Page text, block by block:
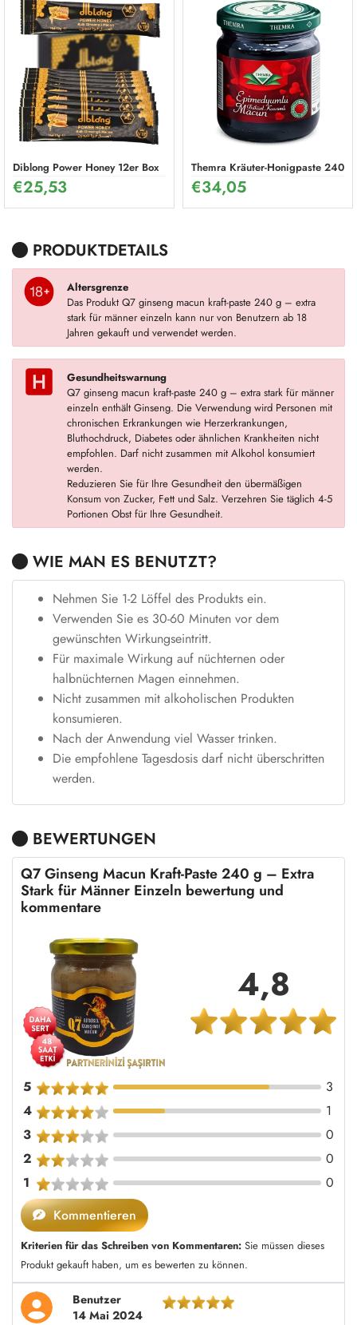
Diblong Power Honey 12er Box
€25,53
Themra Kräuter-Honigpaste 240g
€34,05
PRODUKTDETAILS
Altersgrenze
Das Produkt Q7 ginseng macun kraft-paste 240 g – extra
stark für männer einzeln kann nur von Benutzern ab 18
Jahren gekauft und verwendet werden.
Gesundheitswarnung
Q7 ginseng macun kraft-paste 240 g – extra stark für männer
einzeln enthält Ginseng. Die Verwendung wird Personen mit
chronischen Erkrankungen wie Herzerkrankungen,
Bluthochdruck, Diabetes oder ähnlichen Krankheiten nicht
empfohlen. Darf nicht zusammen mit Alkohol konsumiert
werden.
Reduzieren Sie für Ihre Gesundheit den übermäßigen
Konsum von Zucker, Fett und Salz. Verzehren Sie täglich 4-5
Portionen Obst für Ihre Gesundheit.
WIE MAN ES BENUTZT?
Nehmen Sie 1-2 Löffel des Produkts ein.
Verwenden Sie es 30-60 Minuten vor dem
gewünschten Wirkungseintritt.
Für maximale Wirkung auf nüchternen oder
halbnüchternen Magen einnehmen.
Nicht zusammen mit alkoholischen Produkten
konsumieren.
Nach der Anwendung viel Wasser trinken.
Die empfohlene Tagesdosis darf nicht überschritten
werden.
BEWERTUNGEN
Q7 Ginseng Macun Kraft-Paste 240 g – Extra
Stark für Männer Einzeln bewertung und
kommentare
4,8
5
3
4
1
3
0
2
0
1
0
Kommentieren
Kriterien für das Schreiben von Kommentaren: Sie müssen dieses
Produkt gekauft haben, um es bewerten zu können.
Benutzer
14 Mai 2024